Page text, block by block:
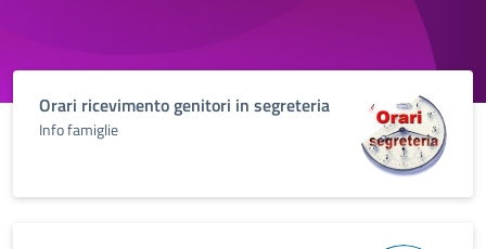
Orari ricevimento genitori in segreteria
Info famiglie